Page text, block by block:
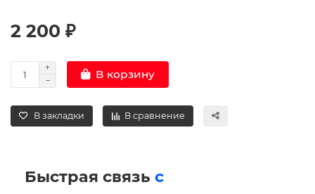
2 200 ₽
В корзину
В закладки В сравнение
Быстрая связь с